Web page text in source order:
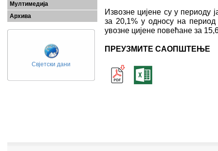
Мултимедија
Архива
Свјетски дани
Извозне цијене су у периоду
за 20,1% у односу на
увозне цијене повећане за
ПРЕУЗМИТЕ САОПШТЕЊЕ